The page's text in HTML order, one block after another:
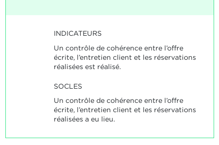
INDICATEURS
Un contrôle de cohérence entre l’offre
écrite, l’entretien client et les réservations
réalisées est réalisé.
SOCLES
Un contrôle de cohérence entre l’offre
écrite, l’entretien client et les réservations
réalisées a eu lieu.